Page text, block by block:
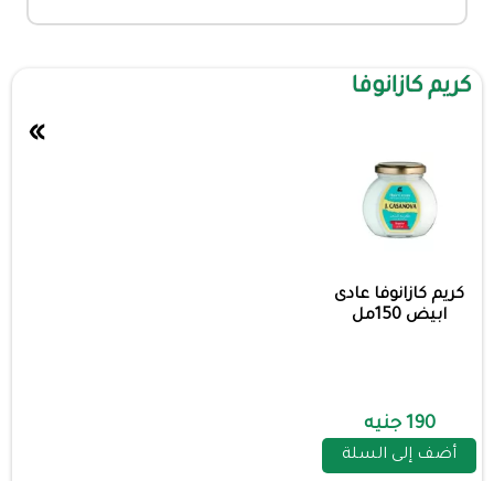
كريم كازانوفا
كريم كازانوفا عادى
ابيض 150مل
190 جنيه
أضف إلى السلة
»